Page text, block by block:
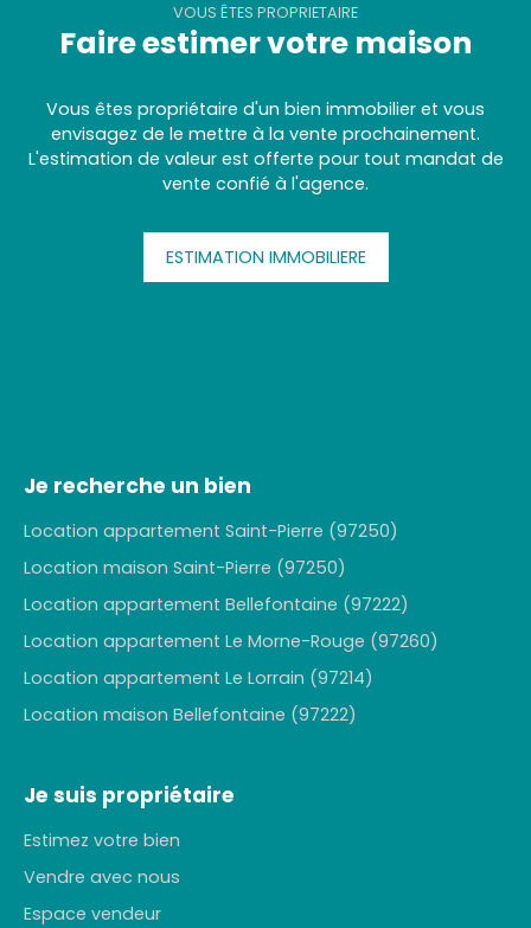
VOUS ÊTES PROPRIETAIRE
Faire estimer votre maison
Vous êtes propriétaire d'un bien immobilier et vous
envisagez de le mettre à la vente prochainement.
L'estimation de valeur est offerte pour tout mandat de
vente confié à l'agence.
ESTIMATION IMMOBILIERE
Je recherche un bien
Location appartement Saint-Pierre (97250)
Location maison Saint-Pierre (97250)
Location appartement Bellefontaine (97222)
Location appartement Le Morne-Rouge (97260)
Location appartement Le Lorrain (97214)
Location maison Bellefontaine (97222)
Je suis propriétaire
Estimez votre bien
Vendre avec nous
Espace vendeur